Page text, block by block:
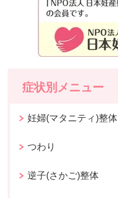
症状別メニュー
妊婦(マタニティ)整体
つわり
逆子(さかご)整体